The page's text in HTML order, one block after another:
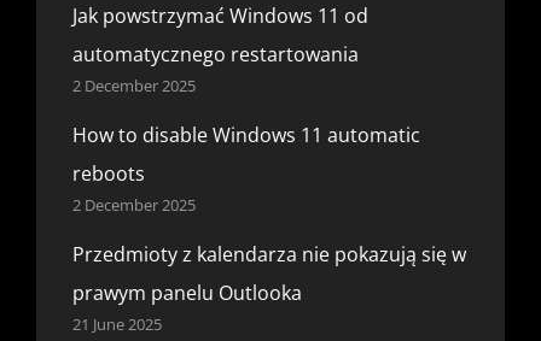
Jak powstrzymać Windows 11 od
automatycznego restartowania
2 December 2025
How to disable Windows 11 automatic
reboots
2 December 2025
Przedmioty z kalendarza nie pokazują się w
prawym panelu Outlooka
21 June 2025